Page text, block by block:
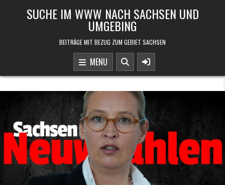
SUCHE IM WWW NACH SACHSEN UND
UMGEBING
BEITRÄGE MIT BEZUG ZUM GEBIET SACHSEN
MENU